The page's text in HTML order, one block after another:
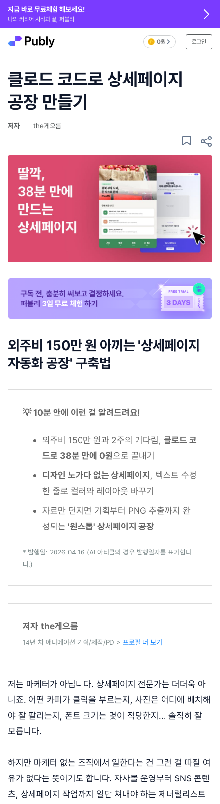
지금 바로 무료체험 해보세요!
나의 커리어 시작과 끝, 퍼블리
0원 로그인
클로드 코드로 상세페이지
공장 만들기
저자 the게으름
외주비 150만 원 아끼는 '상세페이지
자동화 공장' 구축법
💡 10분 안에 이런 걸 알려드려요!
외주비 150만 원과 2주의 기다림, 클로드 코
드로 38분 만에 0원으로 끝내기
디자인 노가다 없는 상세페이지 , 텍스트 수정
한 줄로 컬러와 레이아웃 바꾸기
자료만 던지면 기획부터 PNG 추출까지 완
성되는 '원스톱' 상세페이지 공장
* 발행일: 2026.04.16 (AI 아티클의 경우 발행일자를 표기합니
다.)
저자 the게으름
14년 차 애니메이션 기획/제작/PD > 프로필 더 보기
저는 마케터가 아닙니다. 상세페이지 전문가는 더더욱 아
니죠. 어떤 카피가 클릭을 부르는지, 사진은 어디에 배치해
야 잘 팔리는지, 폰트 크기는 몇이 적당한지... 솔직히 잘
모릅니다.
하지만 마케터 없는 조직에서 일한다는 건 그런 걸 따질 여
유가 없다는 뜻이기도 합니다. 자사몰 운영부터 SNS 콘텐
츠, 상세페이지 작업까지 일단 쳐내야 하는 제너럴리스트